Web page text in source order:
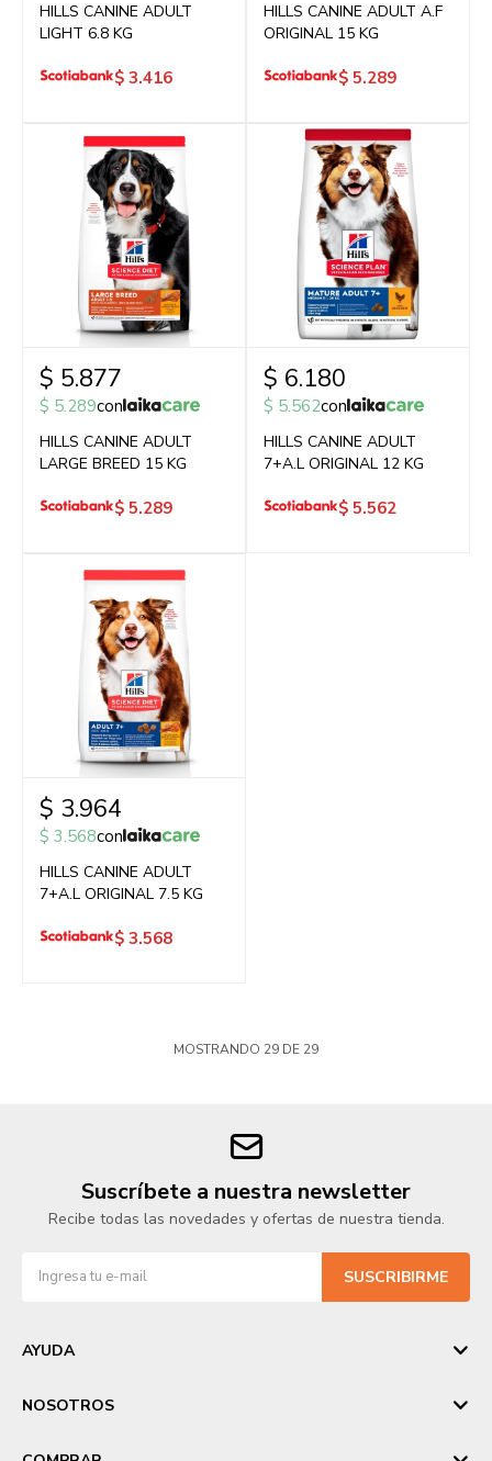
HILLS CANINE ADULT
LIGHT 6.8 KG
$ 3.416
HILLS CANINE ADULT A.F
ORIGINAL 15 KG
$ 5.289
$ 5.877
$ 5.289con
HILLS CANINE ADULT
LARGE BREED 15 KG
$ 5.289
$ 6.180
$ 5.562con
HILLS CANINE ADULT
7+A.L ORIGINAL 12 KG
$ 5.562
$ 3.964
$ 3.568con
HILLS CANINE ADULT
7+A.L ORIGINAL 7.5 KG
$ 3.568
MOSTRANDO 29 DE 29
Suscríbete a nuestra newsletter
Recibe todas las novedades y ofertas de nuestra tienda.
SUSCRIBIRME
AYUDA
NOSOTROS